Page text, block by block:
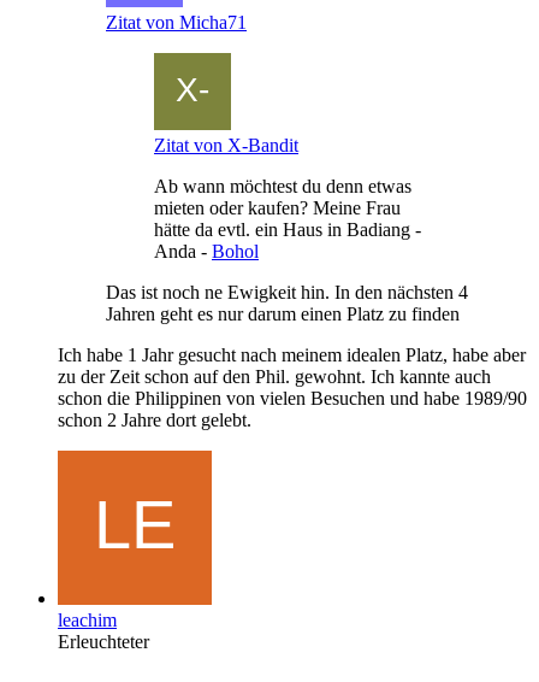
Zitat von Micha71
Zitat von X-Bandit
Ab wann möchtest du denn etwas
mieten oder kaufen? Meine Frau
hätte da evtl. ein Haus in Badiang -
Anda - Bohol
Das ist noch ne Ewigkeit hin. In den nächsten 4
Jahren geht es nur darum einen Platz zu finden
Ich habe 1 Jahr gesucht nach meinem idealen Platz, habe aber
zu der Zeit schon auf den Phil. gewohnt. Ich kannte auch
schon die Philippinen von vielen Besuchen und habe 1989/90
schon 2 Jahre dort gelebt.
leachim
Erleuchteter